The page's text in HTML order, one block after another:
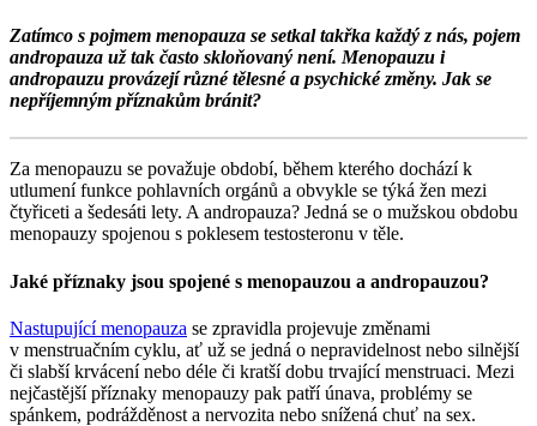
Zatímco s pojmem menopauza se setkal takřka každý z nás, pojem
andropauza už tak často skloňovaný není. Menopauzu i
andropauzu provázejí různé tělesné a psychické změny. Jak se
nepříjemným příznakům bránit?
Za menopauzu se považuje období, během kterého dochází k
utlumení funkce pohlavních orgánů a obvykle se týká žen mezi
čtyřiceti a šedesáti lety. A andropauza? Jedná se o mužskou obdobu
menopauzy spojenou s poklesem testosteronu v těle.
Jaké příznaky jsou spojené s menopauzou a andropauzou?
Nastupující menopauza se zpravidla projevuje změnami
v menstruačním cyklu, ať už se jedná o nepravidelnost nebo silnější
či slabší krvácení nebo déle či kratší dobu trvající menstruaci. Mezi
nejčastější příznaky menopauzy pak patří únava, problémy se
spánkem, podrážděnost a nervozita nebo snížená chuť na sex.